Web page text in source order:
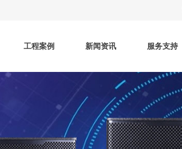
工程案例 新闻资讯 服务支持